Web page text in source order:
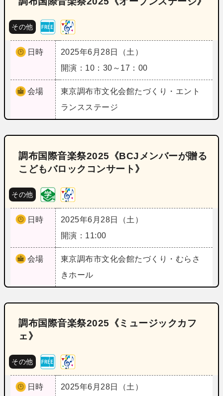
その他
日時
2025年6月28日（土）
開演：10：30～17：00
会場 東京調布市文化会館たづくり・エント
ランスステージ
調布国際音楽祭2025《BCJメンバーが贈る
こどもバロックコンサート》
その他
日時
2025年6月28日（土）
開演：11:00
会場 東京調布市文化会館たづくり・むらさ
きホール
調布国際音楽祭2025《ミュージックカフ
ェ》
その他
日時
2025年6月28日（土）